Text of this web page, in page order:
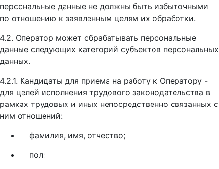
персональные данные не должны быть избыточными
по отношению к заявленным целям их обработки.
4.2. Оператор может обрабатывать персональные
данные следующих категорий субъектов персональных
данных.
4.2.1. Кандидаты для приема на работу к Оператору -
для целей исполнения трудового законодательства в
рамках трудовых и иных непосредственно связанных с
ним отношений:
фамилия, имя, отчество;
пол;